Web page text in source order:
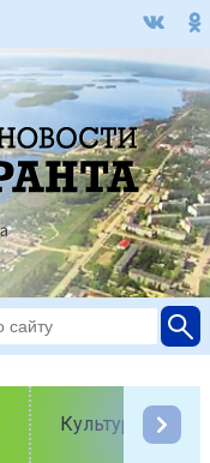
Культура